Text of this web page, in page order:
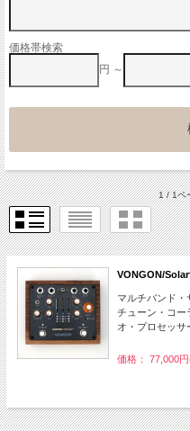
価格帯検索
円 ～
1 / 1ペ
VONGON/
マルチバンド
チューン・コー
オ・プロセッサ
価格： 77,000